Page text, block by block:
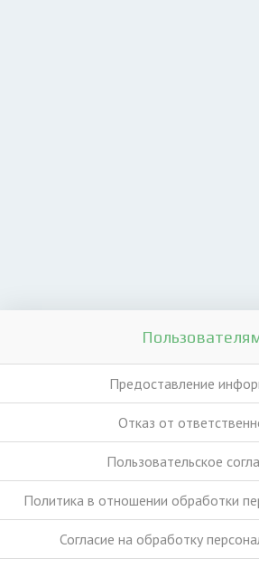
Предоставление
Отказ от
Пользовательское
Политика в отношении обработки
Согласие на обработку